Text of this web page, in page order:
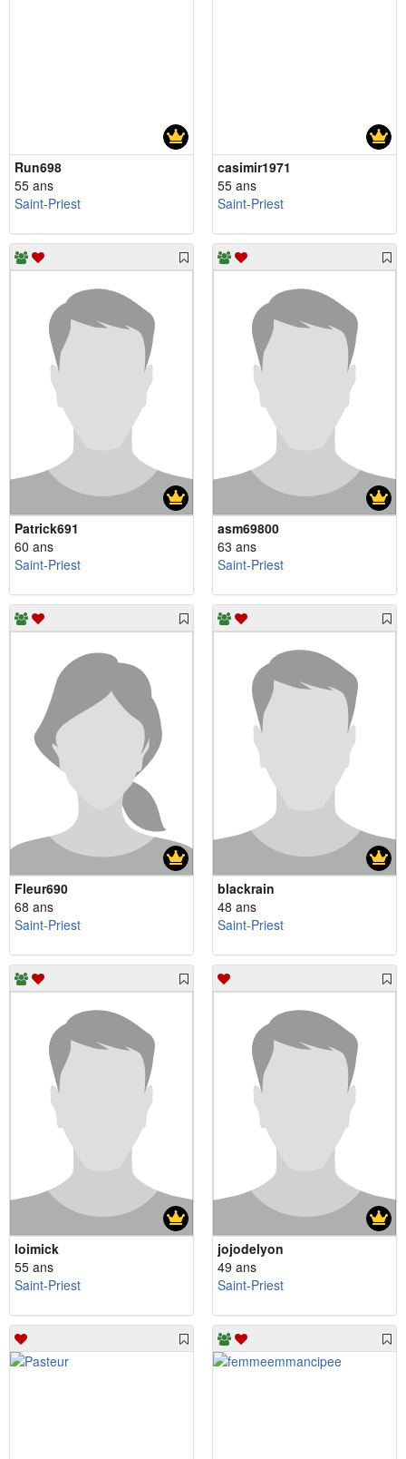
Run698
55 ans
Saint-Priest
casimir1971
55 ans
Saint-Priest
Patrick691
60 ans
Saint-Priest
asm69800
63 ans
Saint-Priest
Fleur690
68 ans
Saint-Priest
blackrain
48 ans
Saint-Priest
loimick
55 ans
Saint-Priest
jojodelyon
49 ans
Saint-Priest